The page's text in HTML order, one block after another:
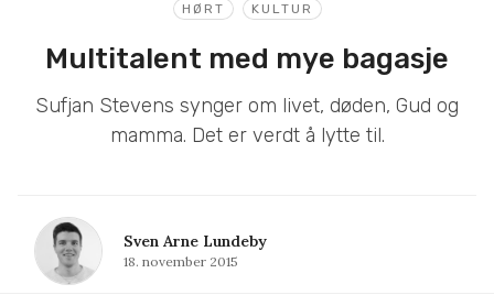
HØRT KULTUR
Multitalent med mye bagasje
Sufjan Stevens synger om livet, døden, Gud og
mamma. Det er verdt å lytte til.
Sven Arne Lundeby
18. november 2015